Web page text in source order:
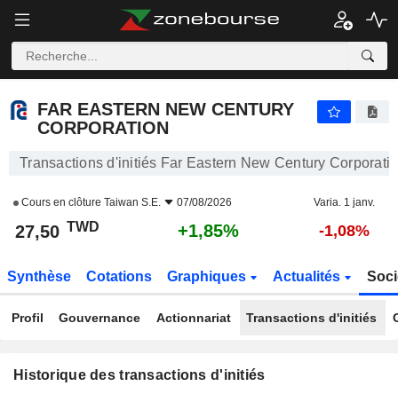
FAR EASTERN NEW CENTURY
CORPORATION
Transactions d'initiés Far Eastern New Century
Cours en clôture Taiwan S.E. 07/08/2026 Varia. 1 janv.
27,50 TWD +1,85% -1,08%
Synthèse Cotations Graphiques Actualités
Profil Gouvernance Actionnariat Transactions d'initiés
Historique des transactions d'initiés